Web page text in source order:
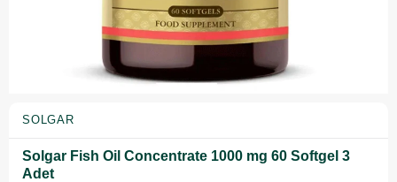
SOLGAR
Solgar Fish Oil Concentrate 1000 mg 60 Softgel 3
Adet